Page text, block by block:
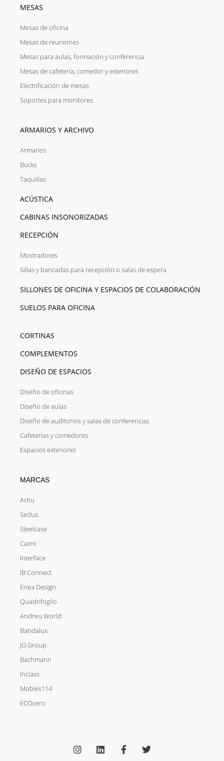
MESAS
Mesas de oficina
Mesas de reuniones
Mesas para aulas, formación y conferencia
Mesas de cafetería, comedor y exteriores
Electrificación de mesas
Soportes para monitores
ARMARIOS Y ARCHIVO
Armarios
Bucks
Taquillas
ACÚSTICA
CABINAS INSONORIZADAS
RECEPCIÓN
Mostradores
Sillas y bancadas para recepción o salas de espera
SILLONES DE OFICINA Y ESPACIOS DE COLABORACIÓN
SUELOS PARA OFICINA
CORTINAS
COMPLEMENTOS
DISEÑO DE ESPACIOS
Diseño de oficinas
Diseño de aulas
Diseño de auditorios y salas de conferencias
Cafeterías y comedores
Espacios exteriores
MARCAS
Actiu
Sedus
Steelcase
Caimi
Interface
IB Connect
Enea Design
Quadrifoglio
Andreu World
Bandalux
JG Group
Bachmann
Inclass
Mobles114
ECOcero
s
t
n
k
c
e
i
t